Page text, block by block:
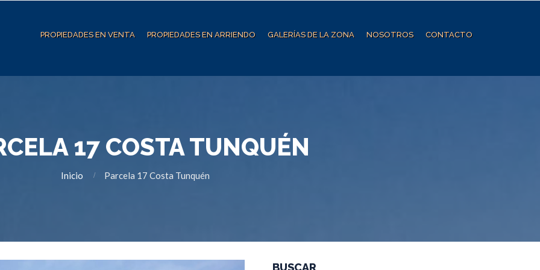
PROPIEDADES EN VENTA PROPIEDADES EN ARRIENDO GALERÍAS DE LA ZONA NOSOTROS CONTACTO
17 COSTA TUNQUÉN
Inicio Parcela 17 Costa Tunquén
BUSCAR